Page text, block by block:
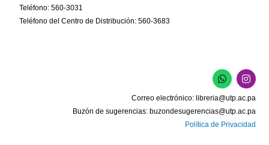
Teléfono: 560-3031
Teléfono del Centro de Distribución: 560-3683
W
h
a
t
s
a
p
I
n
s
t
a
g
r
Correo electrónico: libreria@utp.ac.pa
Buzón de sugerencias: buzondesugerencias@utp.ac.pa
Política de Privacidad